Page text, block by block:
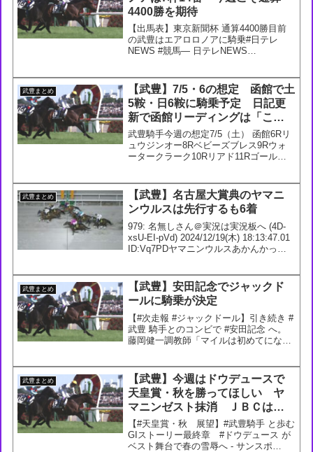
4400勝を期待
【出馬表】東京新聞杯 通算4400勝目前
の武豊はエアロロノアに騎乗#日テレ
NEWS #競馬— 日テレNEWS
田師「動きは悪くない、楽...
武豊まとめ
【武豊】7/5・6の想定 函館で土
5鞍・日6鞍に騎乗予定 日記更
新で函館リーディングは「この
年で『初の』と言われるのは気
分がいいものなので、結果的に
取れたらいいな」
武豊騎手今週の想定7/5（土） 函館6Rリ
ュウジンオー8Rベビーズブレス9Rウォ
ータークラーク10Rリアド11Rゴールド
9Rラパンチュール11Rジャスティンア
ー...
武豊まとめ
【武豊】名古屋大賞典のヤマニ
ンウルスは先行するも6着
979: 名無しさん＠実況は実況板へ (4D-
xsU-EI-pVd) 2024/12/19(木) 18:13:47.01
ID:Vq7PDヤマニンウルスあかんかった
武豊まとめ
【武豊】安田記念でジャックド
ールに騎乗が決定
【#次走報 #ジャックドール】引き続き #
武豊 騎手とのコンビで #安田記念 へ。
藤岡健一調教師「マイルは初めてになり
厳しいと言われているくらいなので、む
しろいいの...
武豊まとめ
【武豊】今週はドウデュースで
天皇賞・秋を勝ってほしい ヤ
マニンゼスト抹消 ＪＢＣはノ
ットゥルノとチカッパの出走が
決定
【#天皇賞・秋 展望】#武豊騎手 と歩む
GIストーリー最終章 #ドウデュース が
ベスト舞台で春の雪辱へ - サンスポ